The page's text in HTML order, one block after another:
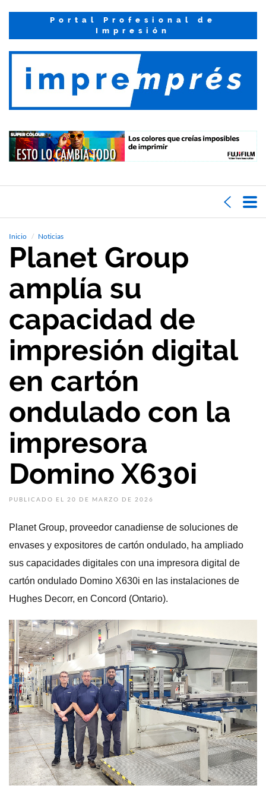
Portal Profesional de
Impresión
Inicio Noticias
Planet Group
amplía su
capacidad de
impresión digital
en cartón
ondulado con la
impresora
Domino X630i
PUBLICADO EL 20 DE MARZO DE 2026
Planet Group, proveedor canadiense de soluciones de
envases y expositores de cartón ondulado, ha ampliado
sus capacidades digitales con una impresora digital de
cartón ondulado Domino X630i en las instalaciones de
Hughes Decorr, en Concord (Ontario).